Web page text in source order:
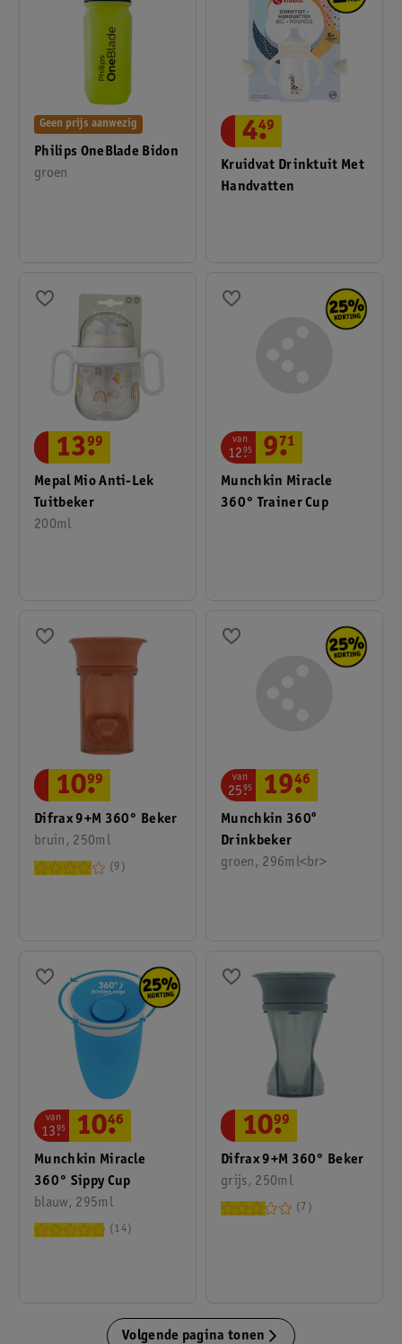
Philips OneBlade Bidon
groen
Geen prijs aanwezig
Kruidvat Drinktuit Met
Handvatten
4.
49
Mepal Mio Anti-Lek
Tuitbeker
200ml
13.
99
Munchkin Miracle
360° Trainer Cup
van
12.
95 9.
71
Difrax 9+M 360° Beker
bruin, 250ml
10.
99
9
Munchkin 360º
Drinkbeker
groen, 296ml<br>
van
25.
95 19.
46
Munchkin Miracle
360° Sippy Cup
blauw, 295ml
van
13.
95 10.
46
14
Difrax 9+M 360° Beker
grijs, 250ml
10.
99
7
Volgende pagina tonen